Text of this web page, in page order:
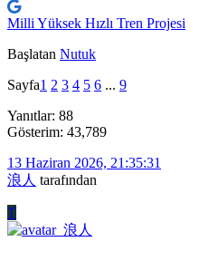
Milli Yüksek Hızlı Tren Projesi
Başlatan Nutuk
Sayfa1 2 3 4 5 6 ... 9
Yanıtlar: 88
Gösterim: 43,789
13 Haziran 2026, 21:35:31
浪人 tarafından
T